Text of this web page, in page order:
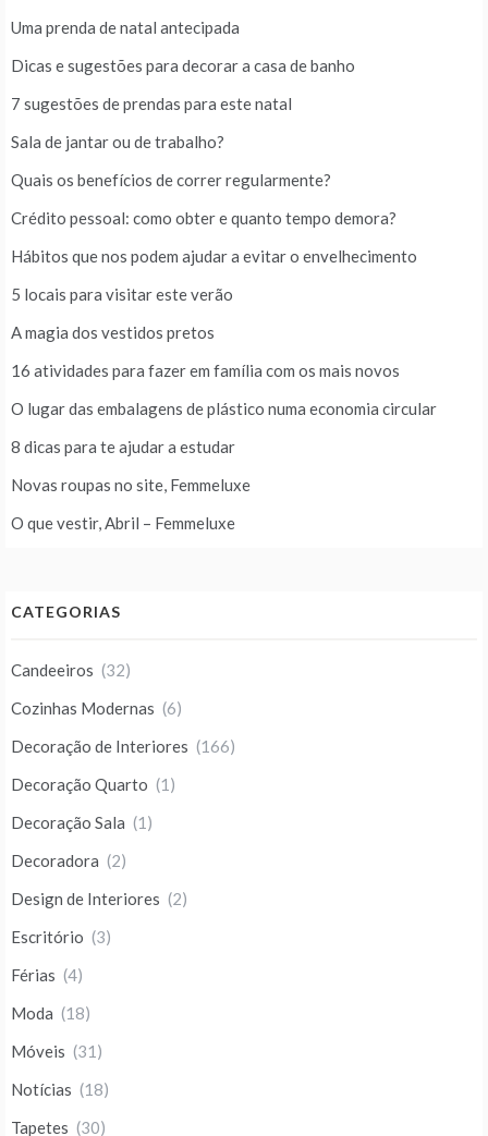
Uma prenda de natal antecipada
Dicas e sugestões para decorar a casa de banho
7 sugestões de prendas para este natal
Sala de jantar ou de trabalho?
Quais os benefícios de correr regularmente?
Crédito pessoal: como obter e quanto tempo demora?
Hábitos que nos podem ajudar a evitar o envelhecimento
5 locais para visitar este verão
A magia dos vestidos pretos
16 atividades para fazer em família com os mais novos
O lugar das embalagens de plástico numa economia circular
8 dicas para te ajudar a estudar
Novas roupas no site, Femmeluxe
O que vestir, Abril – Femmeluxe
CATEGORIAS
Candeeiros (32)
Cozinhas Modernas (6)
Decoração de Interiores (166)
Decoração Quarto (1)
Decoração Sala (1)
Decoradora (2)
Design de Interiores (2)
Escritório (3)
Férias (4)
Moda (18)
Móveis (31)
Notícias (18)
Tapetes (30)